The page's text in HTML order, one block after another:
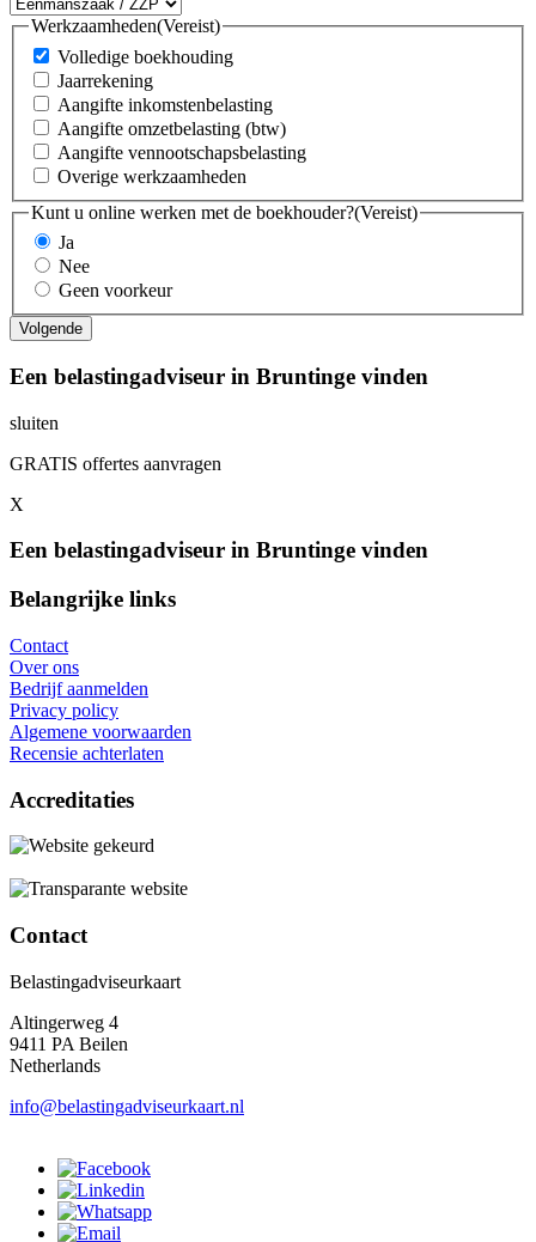
Werkzaamheden(Vereist)
Volledige boekhouding
Jaarrekening
Aangifte inkomstenbelasting
Aangifte omzetbelasting (btw)
Aangifte vennootschapsbelasting
Overige werkzaamheden
Kunt u online werken met de boekhouder?(Vereist)
Ja
Nee
Geen voorkeur
Een belastingadviseur in Bruntinge vinden
sluiten
GRATIS offertes aanvragen
X
Een belastingadviseur in Bruntinge vinden
Belangrijke links
Contact
Over ons
Bedrijf aanmelden
Privacy policy
Algemene voorwaarden
Recensie achterlaten
Accreditaties
Contact
Belastingadviseurkaart
Altingerweg 4
9411 PA Beilen
Netherlands
info@belastingadviseurkaart.nl